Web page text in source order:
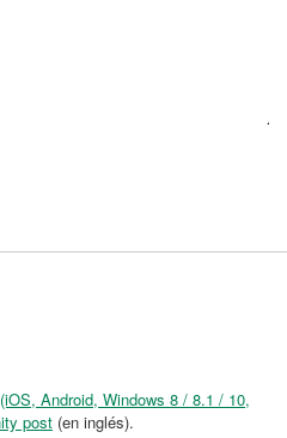
Android, Windows 8 / 8.1 / 10,
post (en inglés).